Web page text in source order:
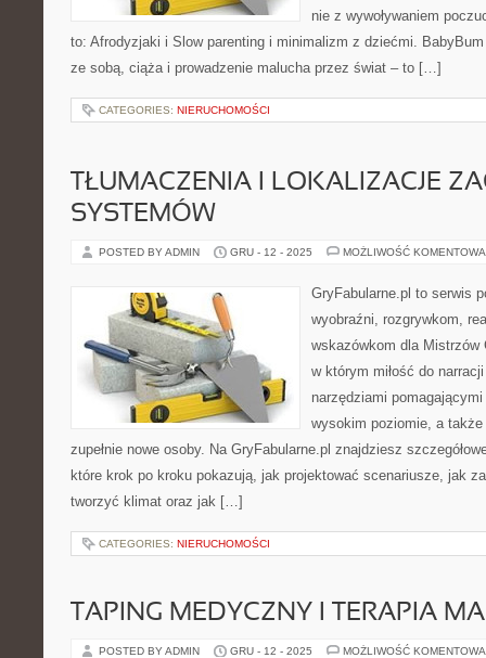
nie z wywoływaniem
to: Afrodyzjaki i Slow parenting i minimalizm z dziećmi.
ze sobą, ciąża i prowadzenie malucha przez świat – to […]
CATEGORIES: NIERUCHOMOŚCI
TŁUMACZENIA I LOKALIZACJE
SYSTEMÓW
POSTED BY ADMIN GRU - 12 - 2025 MOŻLIWOŚĆ
GryFabularne.pl to serwis
wyobraźni, rozgrywkom,
wskazówkom dla Mistrzów
w którym miłość do
narzędziami
wysokim poziomie, a
zupełnie nowe osoby. Na GryFabularne.pl znajdziesz
które krok po kroku pokazują, jak projektować scenariusze, jak
tworzyć klimat oraz jak […]
CATEGORIES: NIERUCHOMOŚCI
TAPING MEDYCZNY I TERAPIA
POSTED BY ADMIN GRU - 12 - 2025 MOŻLIWOŚĆ